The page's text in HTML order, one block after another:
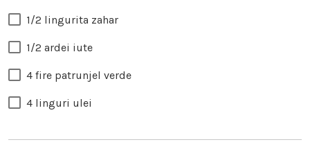
1/2 lingurita zahar
1/2 ardei iute
4 fire patrunjel verde
4 linguri ulei